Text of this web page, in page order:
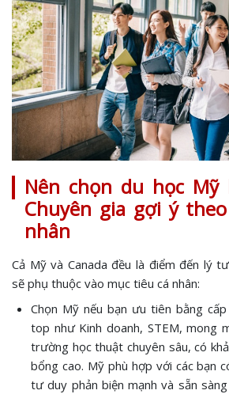
Nên chọn du học Mỹ
Chuyên gia gợi ý
nhân
Cả Mỹ và Canada đều là điểm đến lý
sẽ phụ thuộc vào mục tiêu cá nhân:
Chọn Mỹ nếu bạn ưu tiên bằng
top như Kinh doanh, STEM, mong
trường học thuật chuyên sâu, có
bổng cao. Mỹ phù hợp với các bạn
tư duy phản biện mạnh và sẵn